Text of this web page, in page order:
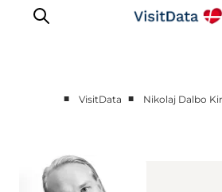
Nyheder
Kom på VisitData
■ VisitData ■ Nikolaj Dalbo